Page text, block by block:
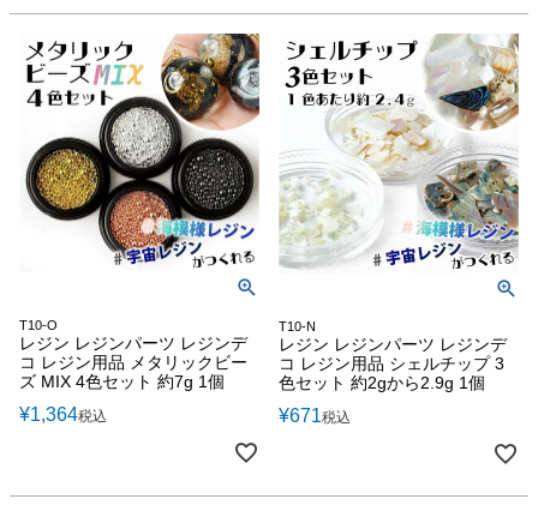
T10-O
レジン レジンパーツ レジンデ
コ レジン用品 メタリックビー
ズ MIX 4色セット 約7g 1個
¥1,364税込
T10-N
レジン レジンパーツ レジンデ
コ レジン用品 シェルチップ 3
色セット 約2gから2.9g 1個
¥671税込